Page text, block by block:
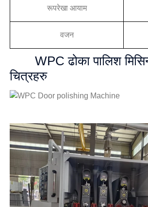
रूपरेखा आयाम
वजन
WPC ढोका पालिश
चित्रहरु